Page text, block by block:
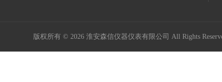
版权所有 © 2026 淮安森信仪器仪表有限公司 All Rights